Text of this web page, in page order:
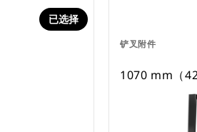
已选择
铲叉附件
1070 mm（